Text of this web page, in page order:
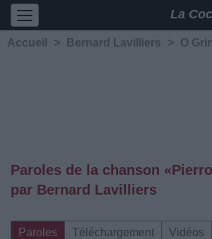
La
Accueil > Bernard Lavilliers > O
Paroles de la chanson
par Bernard Lavilliers
Paroles Téléchargement
Vidéos